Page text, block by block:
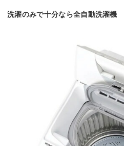
40 mm
洗濯のみで十分なら全自動洗濯機